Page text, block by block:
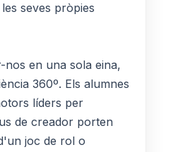
seves pròpies
nos en una sola eina,
360º. Els alumnes
líders per
de creador porten
joc de rol o